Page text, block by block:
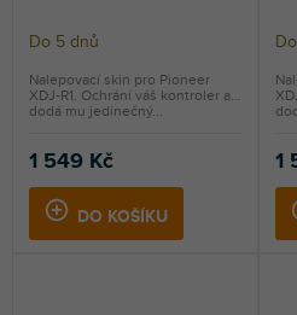
Do 5 dnů
1 549 Kč
DO KOŠÍKU
Nalepovací skin pro Pioneer
XDJ-R1. Ochrání váš kontroler a
dodá mu jedinečný...
1